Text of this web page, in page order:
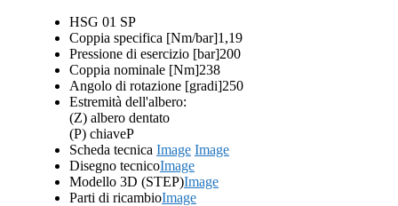
HSG 01 SP
Coppia specifica [Nm/bar]1,19
Pressione di esercizio [bar]200
Coppia nominale [Nm]238
Angolo di rotazione [gradi]250
Estremità dell'albero:
(Z) albero dentato
(P) chiaveP
Scheda tecnica Image Image
Disegno tecnicoImage
Modello 3D (STEP)Image
Parti di ricambioImage